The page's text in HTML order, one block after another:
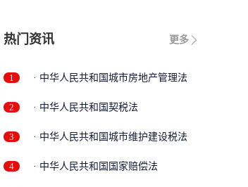
更多
热门资讯
1 · 中华人民共和国城市房地产管理法
2 · 中华人民共和国契税法
3 · 中华人民共和国城市维护建设税法
4 · 中华人民共和国国家赔偿法